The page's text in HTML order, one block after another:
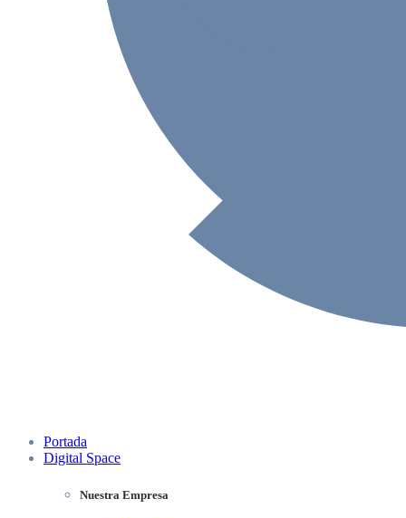
Portada
Digital Space
Nuestra Empresa